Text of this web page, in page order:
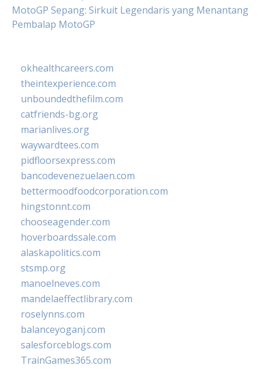
MotoGP Sepang: Sirkuit Legendaris yang Menantang
Pembalap MotoGP
okhealthcareers.com
theintexperience.com
unboundedthefilm.com
catfriends-bg.org
marianlives.org
waywardtees.com
pidfloorsexpress.com
bancodevenezuelaen.com
bettermoodfoodcorporation.com
hingstonnt.com
chooseagender.com
hoverboardssale.com
alaskapolitics.com
stsmp.org
manoelneves.com
mandelaeffectlibrary.com
roselynns.com
balanceyoganj.com
salesforceblogs.com
TrainGames365.com